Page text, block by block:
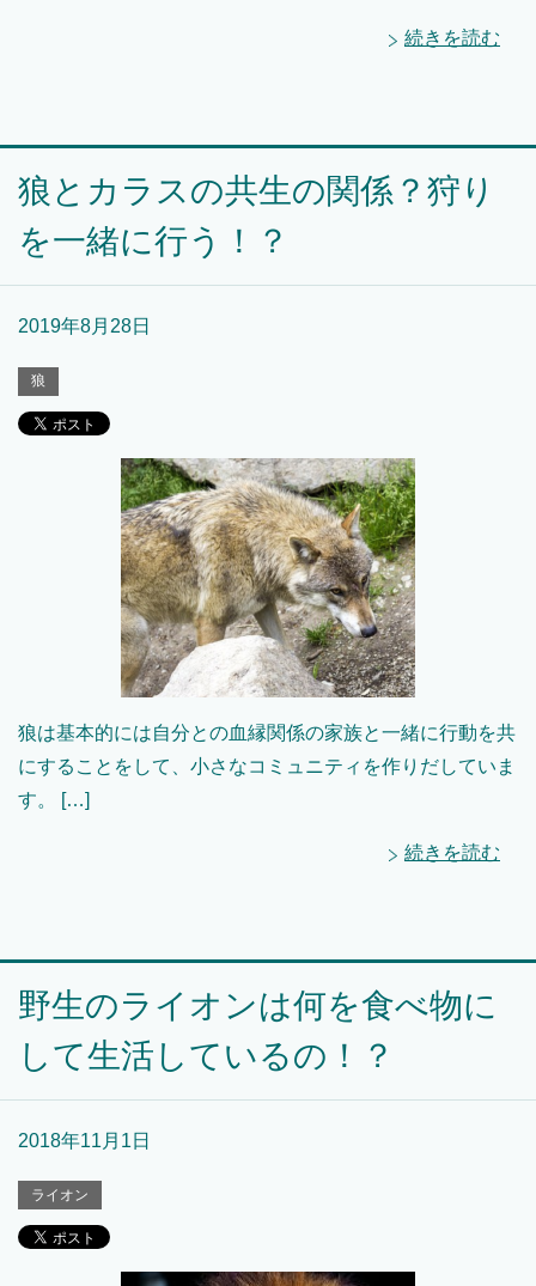
続きを読む
狼とカラスの共生の関係？狩り
を一緒に行う！？
2019年8月28日
狼
狼は基本的には自分との血縁関係の家族と一緒に行動を共
にすることをして、小さなコミュニティを作りだしていま
す。 […]
続きを読む
野生のライオンは何を食べ物に
して生活しているの！？
2018年11月1日
ライオン